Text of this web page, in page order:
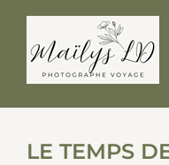
content
LE TEMPS